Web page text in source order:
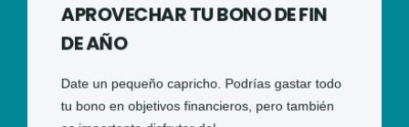
APROVECHAR TU BONO DE FIN
DE AÑO
Date un pequeño capricho. Podrías gastar todo
tu bono en objetivos financieros, pero también